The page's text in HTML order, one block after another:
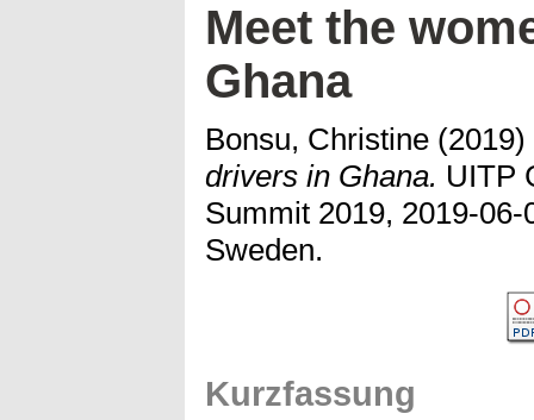
Meet the
Ghana
Bonsu, Christine (2019)
drivers in Ghana. UITP
Summit 2019, 2019-
Sweden.
Kurzfassung